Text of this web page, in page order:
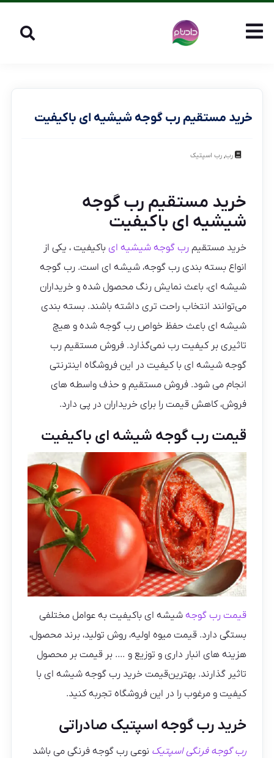
خرید مستقیم رب گوجه شیشیه ای باکیفیت
رب,رب اسپتیک
خرید مستقیم رب گوجه
شیشیه ای باکیفیت
خرید مستقیم رب گوجه شیشیه ای باکیفیت ، یکی از
انواع بسته بندی رب گوجه، شیشه ای است. رب گوجه
شیشه ای، باعث نمایش رنگ محصول شده و خریداران
می‌توانند انتخاب راحت تری داشته باشند. بسته بندی
شیشه ای باعث حفظ خواص رب گوجه شده و هیچ
تاثیری بر کیفیت رب نمی‌گذارد. فروش مستقیم رب
گوجه شیشه ای با کیفیت در این فروشگاه اینترنتی
انجام می شود. فروش مستقیم و حذف واسطه های
فروش، کاهش قیمت را برای خریداران در پی دارد.
قیمت رب گوجه شیشه ای باکیفیت
قیمت رب گوجه شیشه ای باکیفیت به عوامل مختلفی
بستگی دارد. قیمت میوه اولیه، روش تولید، برند محصول،
هزینه های انبار داری و توزیع و …. بر قیمت بر محصول
تاثیر گذارند. بهترین‌قیمت خرید رب گوجه شیشه ای با
کیفیت و مرغوب را در این فروشگاه تجربه کنید.
خرید رب گوجه اسپتیک صادراتی
رب گوجه فرنگی اسپتیکنوعی رب گوجه فرنگی می باشد